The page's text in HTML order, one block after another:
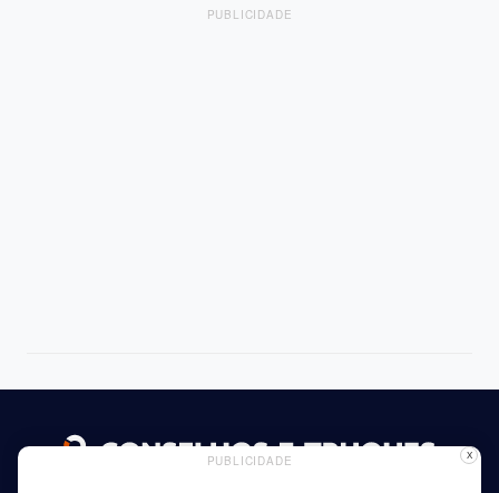
PUBLICIDADE
PUBLICIDADE X